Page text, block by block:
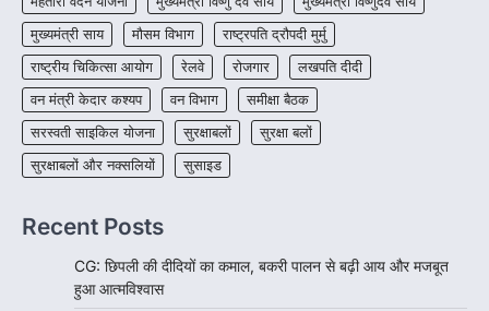
मुख्यमंत्री साय
मौसम विभाग
राष्ट्रपति द्रौपदी मुर्मु
राष्ट्रीय चिकित्सा आयोग
रेलवे रोजगार
लखपति दीदी
वन मंत्री केदार कश्यप
वन विभाग
समीक्षा बैठक
सरस्वती साइकिल योजना
सुरक्षाबलों
सुरक्षा बलों
सुरक्षाबलों और नक्सलियों
सुसाइड
Recent Posts
CG: छिपली की दीदियों का कमाल, बकरी पालन से बढ़ी आय और मजबूत
हुआ आत्मविश्वास